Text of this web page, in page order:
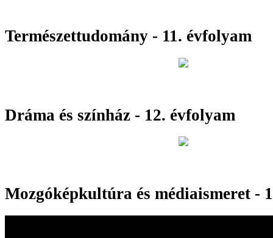
Természettudomány - 11. évfolyam
Dráma és színház - 12. évfolyam
Mozgóképkultúra és médiaismeret -